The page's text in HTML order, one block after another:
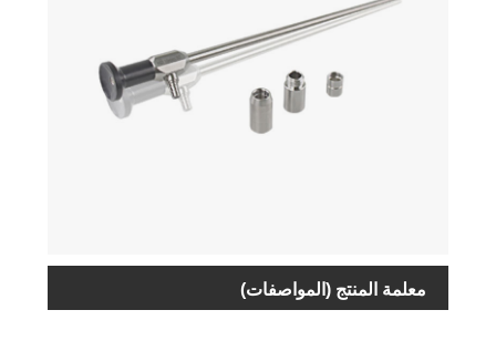
معلمة المنتج (المواصفات)
رقم المنتج
اسم
المواصفات